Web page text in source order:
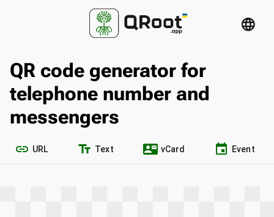
language
QR code generator for
telephone number and
messengers
link URL text_fields Text contact_mail vCard event Event